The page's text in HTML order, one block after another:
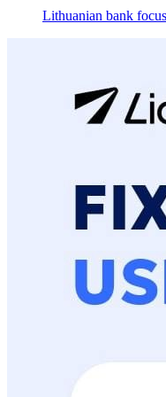
Lithuanian bank